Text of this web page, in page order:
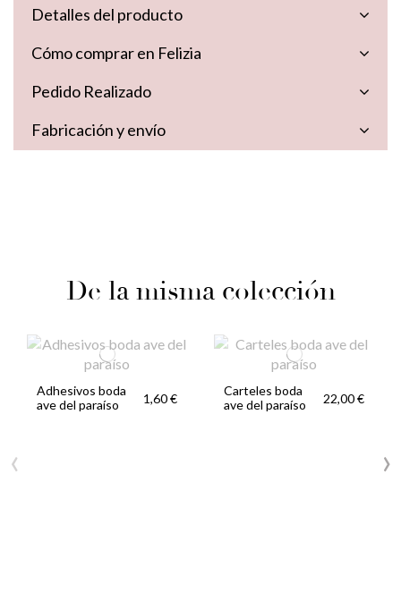
Detalles del producto
Cómo comprar en Felizia
Pedido Realizado
Fabricación y envío
De la misma colección
Adhesivos boda
ave del paraíso
1,60 €
Carteles boda
ave del paraíso
22,00 €
‹ ›